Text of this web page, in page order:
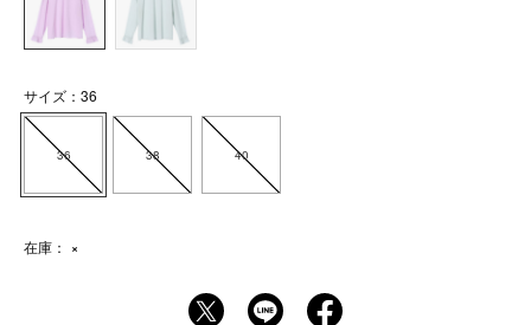
サイズ：36
36 38 40
在庫： ×